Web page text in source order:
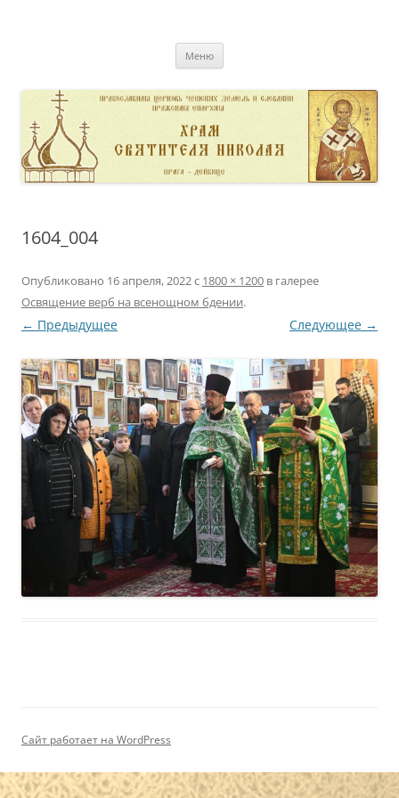
Меню
1604_004
Опубликовано 16 апреля, 2022с 1800 × 1200 в галерее
Освящение верб на всенощном бдении.
← Предыдущее Следующее →
Сайт работает на WordPress